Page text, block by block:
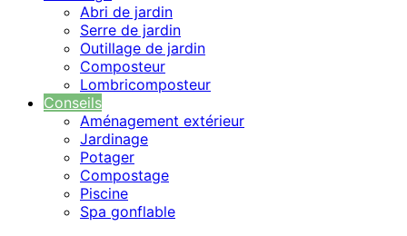
Abri de jardin
Serre de jardin
Outillage de jardin
Composteur
Lombricomposteur
Conseils
Aménagement extérieur
Jardinage
Potager
Compostage
Piscine
Spa gonflable